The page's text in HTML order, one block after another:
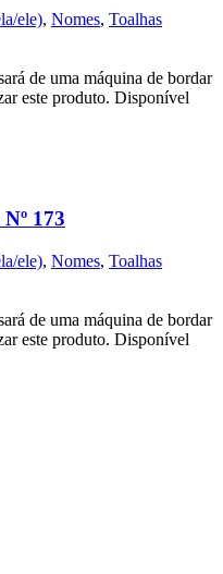
ele), Nomes, Toalhas
de uma máquina de bordar
este produto. Disponível
173
ele), Nomes, Toalhas
de uma máquina de bordar
este produto. Disponível